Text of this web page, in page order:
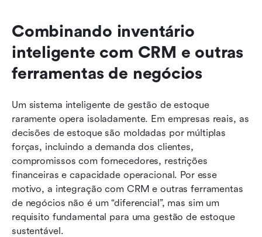
Combinando inventário
inteligente com CRM e outras
ferramentas de negócios
Um sistema inteligente de gestão de estoque
raramente opera isoladamente. Em empresas reais, as
decisões de estoque são moldadas por múltiplas
forças, incluindo a demanda dos clientes,
compromissos com fornecedores, restrições
financeiras e capacidade operacional. Por esse
motivo, a integração com CRM e outras ferramentas
de negócios não é um “diferencial”, mas sim um
requisito fundamental para uma gestão de estoque
sustentável.